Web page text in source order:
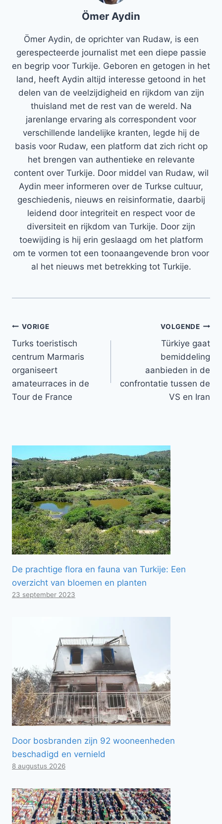
Ömer Aydin
Ömer Aydin, de oprichter van Rudaw, is een
gerespecteerde journalist met een diepe passie
en begrip voor Turkije. Geboren en getogen in het
land, heeft Aydin altijd interesse getoond in het
delen van de veelzijdigheid en rijkdom van zijn
thuisland met de rest van de wereld. Na
jarenlange ervaring als correspondent voor
verschillende landelijke kranten, legde hij de
basis voor Rudaw, een platform dat zich richt op
het brengen van authentieke en relevante
content over Turkije. Door middel van Rudaw, wil
Aydin meer informeren over de Turkse cultuur,
geschiedenis, nieuws en reisinformatie, daarbij
leidend door integriteit en respect voor de
diversiteit en rijkdom van Turkije. Door zijn
toewijding is hij erin geslaagd om het platform
om te vormen tot een toonaangevende bron voor
al het nieuws met betrekking tot Turkije.
Bericht
navigatie
VORIGE
Turks toeristisch
centrum Marmaris
organiseert
amateurraces in de
Tour de France
VOLGENDE
Türkiye gaat
bemiddeling
aanbieden in de
confrontatie tussen de
VS en Iran
De prachtige flora en fauna van Turkije: Een
overzicht van bloemen en planten
23 september 2023
Door bosbranden zijn 92 wooneenheden
beschadigd en vernield
8 augustus 2026